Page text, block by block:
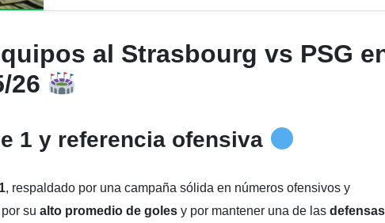
al Strasbourg vs PSG
26
1 y referencia ofensiva
, respaldado por una campaña sólida en números ofensivos y
su alto promedio de goles y por mantener una de las defensas